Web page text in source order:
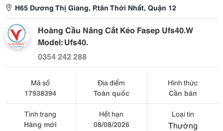
H65 Dương Thị Giang, P.tân Thới Nhất, Quận 12
Hoàng Cầu Nâng Cắt Kéo Fasep Ufs40.W
Model: Ufs40.
0354 242 288
Mã số
17938394
Địa điểm
Toàn quốc
Hình thức
Cần bán
Tình trạng
Hàng mới
Hết hạn
08/08/2026
Loại tin
Thường